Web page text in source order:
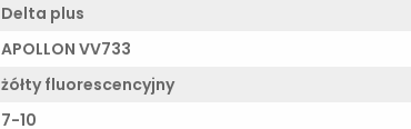
Delta plus
APOLLON VV733
żółty fluorescencyjny
7-10